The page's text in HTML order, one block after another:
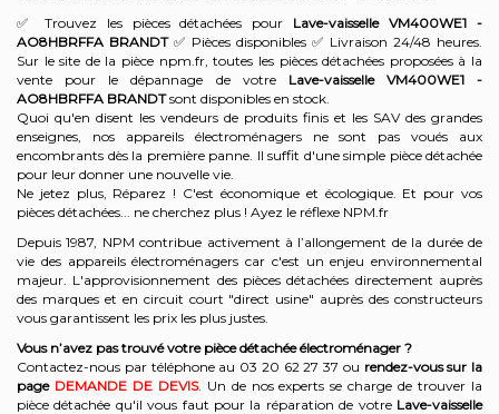
✅ Trouvez les pièces détachées pour Lave-vaisselle VM400WE1 -
AO8HBRFFA BRANDT ✅ Pièces disponibles ✅ Livraison 24/48 heures.
Sur le site de la pièce npm.fr, toutes les pièces détachées proposées à la
vente pour le dépannage de votre Lave-vaisselle VM400WE1 -
AO8HBRFFA BRANDTsont disponibles en stock.
Quoi qu'en disent les vendeurs de produits finis et les SAV des grandes
enseignes, nos appareils électroménagers ne sont pas voués aux
encombrants dès la première panne. Il suffit d'une simple pièce détachée
pour leur donner une nouvelle vie.
Ne jetez plus, Réparez ! C'est économique et écologique. Et pour vos
pièces détachées... ne cherchez plus ! Ayez le réflexe NPM.fr
Depuis 1987, NPM contribue activement à l’allongement de la durée de
vie des appareils électroménagers car c'est un enjeu environnemental
majeur. L'approvisionnement des pièces détachées directement auprès
des marques et en circuit court "direct usine" auprès des constructeurs
vous garantissent les prix les plus justes.
Vous n’avez pas trouvé votre pièce détachée électroménager ?
Contactez-nous par téléphone au 03 20 62 27 37 ou rendez-vous sur la
page DEMANDE DE DEVIS. Un de nos experts se charge de trouver la
pièce détachée qu'il vous faut pour la réparation de votre Lave-vaisselle